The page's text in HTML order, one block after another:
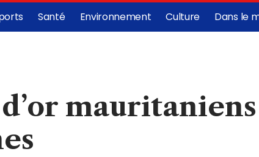
Santé Environnement Culture Dans le